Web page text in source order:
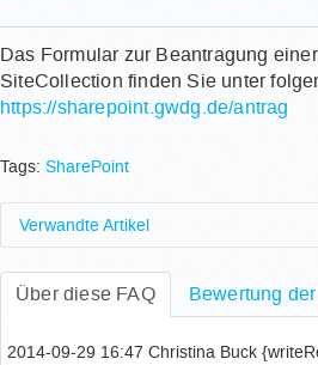
Das Formular zur Beantragung
SiteCollection finden Sie unter
https://sharepoint.gwdg.de/antrag
Tags: SharePoint
Verwandte Artikel
Wie beantrage ich eine
Wie kann ich Nintex
SiteCollection aktivieren?
Über diese FAQ Bewertung
2014-09-29 16:47 Christina Buck